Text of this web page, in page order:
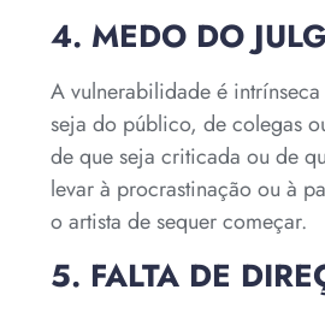
4. MEDO DO
A vulnerabilidade é
seja do público, de colegas
de que seja criticada ou de
levar à procrastinação ou à
o artista de sequer começar.
5. FALTA DE